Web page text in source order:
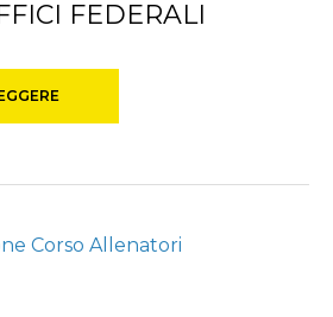
FEDERALI